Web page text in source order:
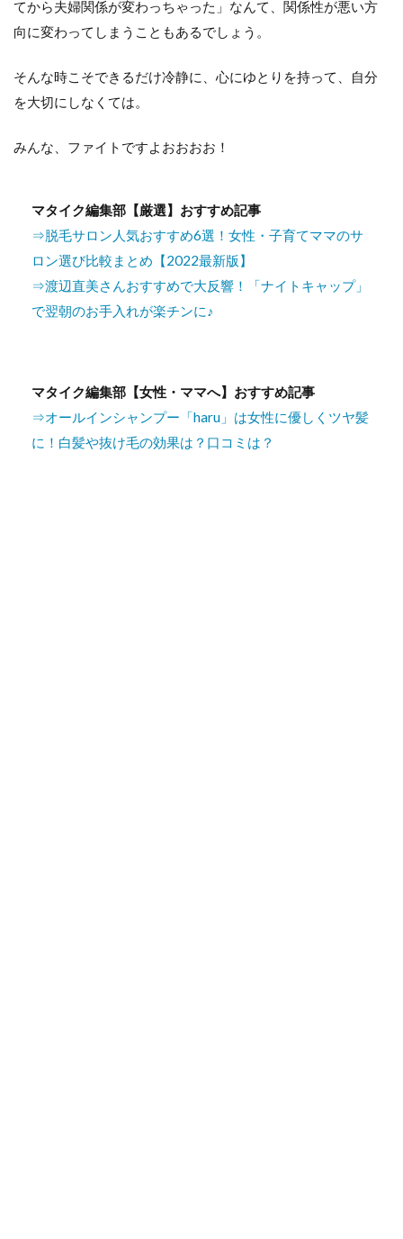
てから夫婦関係が変わっちゃった」なんて、関係性が悪い方
向に変わってしまうこともあるでしょう。
そんな時こそできるだけ冷静に、心にゆとりを持って、自分
を大切にしなくては。
みんな、ファイトですよおおおお！
マタイク編集部【厳選】おすすめ記事
⇒脱毛サロン人気おすすめ6選！女性・子育てママのサ
ロン選び比較まとめ【2022最新版】
⇒渡辺直美さんおすすめで大反響！「ナイトキャップ」
で翌朝のお手入れが楽チンに♪
マタイク編集部【女性・ママへ】おすすめ記事
⇒オールインシャンプー「haru」は女性に優しくツヤ髪
に！白髪や抜け毛の効果は？口コミは？